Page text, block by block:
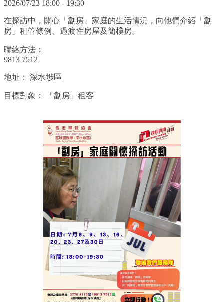
2026/07/23 18:00 - 19:30
在探訪中，關心「劏房」家庭的生活情況，向他們介紹「劏
房」租管條例、過渡性房屋及簡樸房。
聯絡方法：
9813 7512
地址： 深水埗區
目標對象： 「劏房」租客